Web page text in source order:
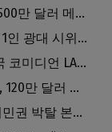
연방 당국, LA 한인 간호사 지명수배 … 500만 달러 메디캐어 사기, 선고 직전 한국 도주
[화제] “내 돈 갚아라” 김원석씨 자택 앞 1인 광대 시위 … 한인 투자사, “108만 달러 못받아”
“170달러 냈는데 공연 내내 불편” … 한국 코미디언 LA공연, 음향 불량에 외모 비하 개그 논란
위조여권으로 미국 재입국한 추방 한인, 120만 달러 은행 사기 행각
“이제 시작에 불과” … 트럼프 행정부, 시민권 박탈 본격화